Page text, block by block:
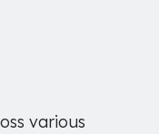
various